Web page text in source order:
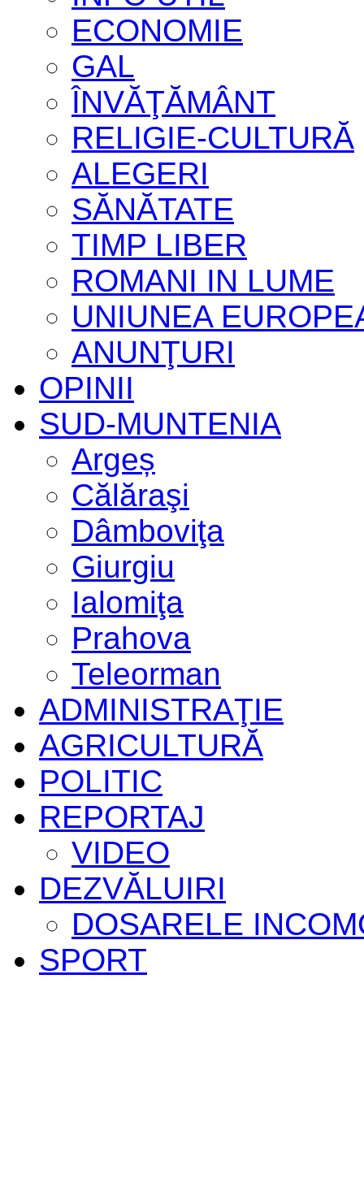
ECONOMIE
GAL
ÎNVĂŢĂMÂNT
RELIGIE-CULTURĂ
ALEGERI
SĂNĂTATE
TIMP LIBER
ROMANI IN LUME
UNIUNEA
ANUNŢURI
OPINII
SUD-MUNTENIA
Argeș
Călăraşi
Dâmboviţa
Giurgiu
Ialomiţa
Prahova
Teleorman
ADMINISTRAŢIE
AGRICULTURĂ
POLITIC
REPORTAJ
VIDEO
DEZVĂLUIRI
DOSARELE
SPORT